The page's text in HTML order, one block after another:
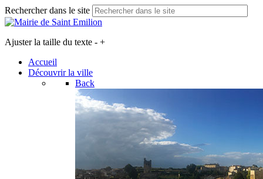
Rechercher dans le site
Ajuster la taille du texte - +
Accueil
Découvrir la ville
Back